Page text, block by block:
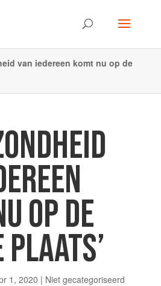
van iedereen komt nu op de
OP DE
1, 2020 | Niet gecategoriseerd